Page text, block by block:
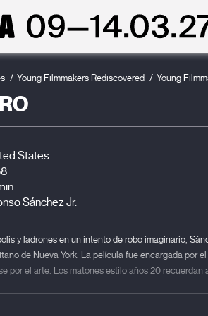
Young Filmmakers Rediscovered Young
States
Sánchez Jr.
y ladrones en un intento de robo imaginario,
de Nueva York. La película fue encargada por
por el arte. Los matones estilo años 20 recuerdan